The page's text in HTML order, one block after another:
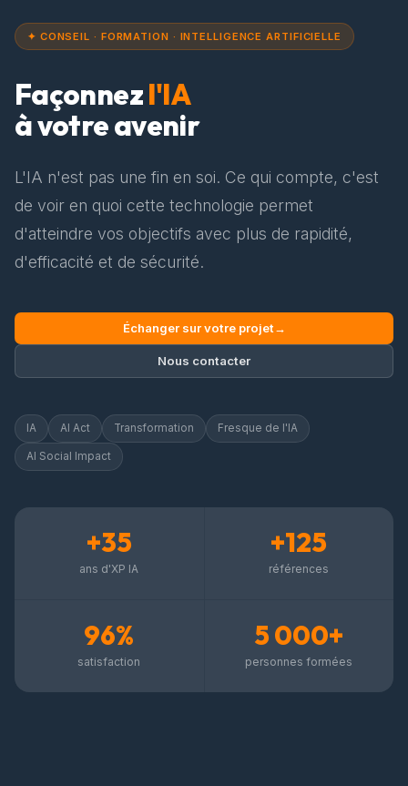
✦ CONSEIL · FORMATION · INTELLIGENCE ARTIFICIELLE
Façonnezl'IA
à votre avenir
L'IA n'est pas une fin en soi. Ce qui compte, c'est
de voir en quoi cette technologie permet
d'atteindre vos objectifs avec plus de rapidité,
d'efficacité et de sécurité.
Échanger sur votre projet→
Nous contacter
IA AI Act Transformation Fresque de l'IA
AI Social Impact
+35
ans d'XP IA
+125
références
96%
satisfaction
5 000+
personnes formées